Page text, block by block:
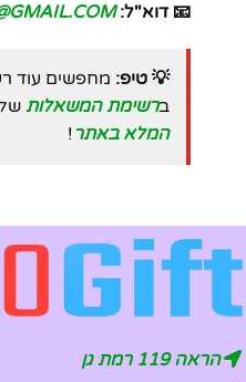
📧 דוא"ל:
💡 טיפ: מחפשים עוד
ברשימת המשאלות
המלא באתר!
הראה 119 רמת גן